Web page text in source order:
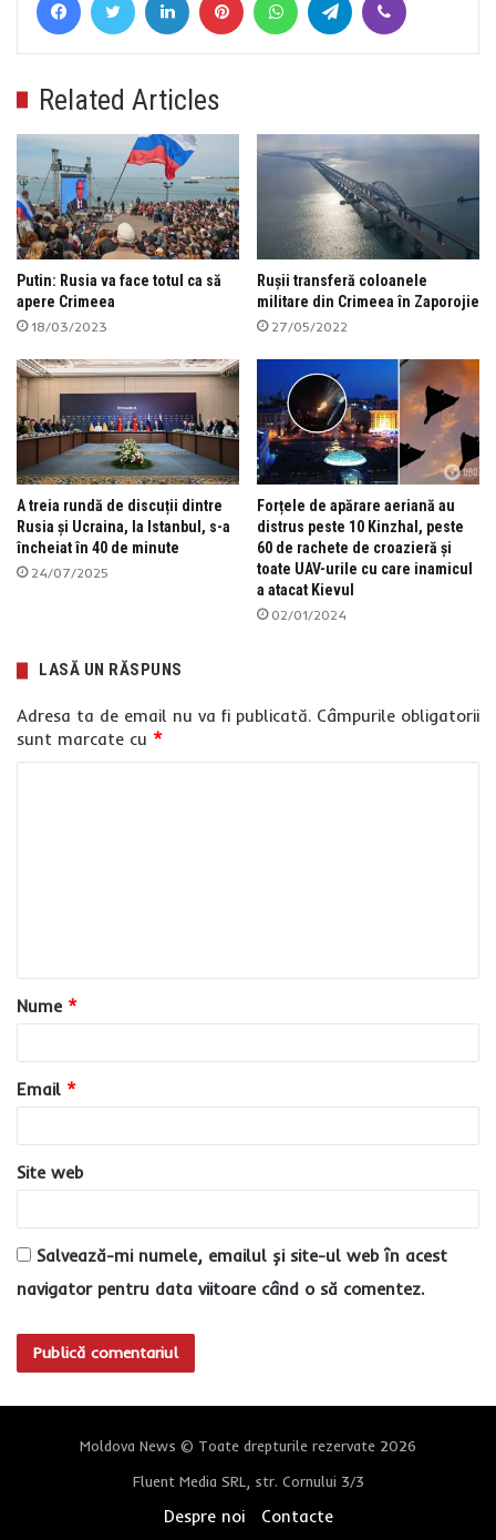
Related Articles
Putin: Rusia va face totul ca să
apere Crimeea
18/03/2023
Rușii transferă coloanele
militare din Crimeea în Zaporojie
27/05/2022
A treia rundă de discuții dintre
Rusia și Ucraina, la Istanbul, s-a
încheiat în 40 de minute
24/07/2025
Forțele de apărare aeriană au
distrus peste 10 Kinzhal, peste
60 de rachete de croazieră și
toate UAV-urile cu care inamicul
a atacat Kievul
02/01/2024
LASĂ UN RĂSPUNS
Adresa ta de email nu va fi publicată. Câmpurile obligatorii
sunt marcate cu *
a
r
u
*
Nume *
Email *
Site web
Salvează-mi numele, emailul și site-ul web în acest
navigator pentru data viitoare când o să comentez.
Moldova News © Toate drepturile rezervate 2026
Fluent Media SRL, str. Cornului 3/3
Despre noi Contacte